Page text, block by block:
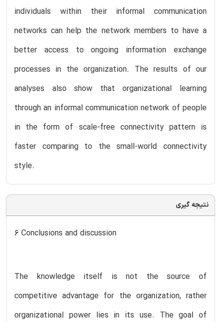
individuals within their informal communication
networks can help the network members to have a
better access to ongoing information exchange
processes in the organization. The results of our
analyses also show that organizational learning
through an informal communication network of people
in the form of scale-free connectivity pattern is
faster comparing to the small-world connectivity
style.
نتیجه گیری
6 Conclusions and discussion
The knowledge itself is not the source of
competitive advantage for the organization, rather
organizational power lies in its use. The goal of